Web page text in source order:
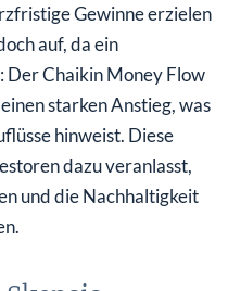
Gewinne erzielen
auf, da ein
Der Chaikin Money Flow
starken Anstieg, was
hinweist. Diese
dazu veranlasst,
und die Nachhaltigkeit